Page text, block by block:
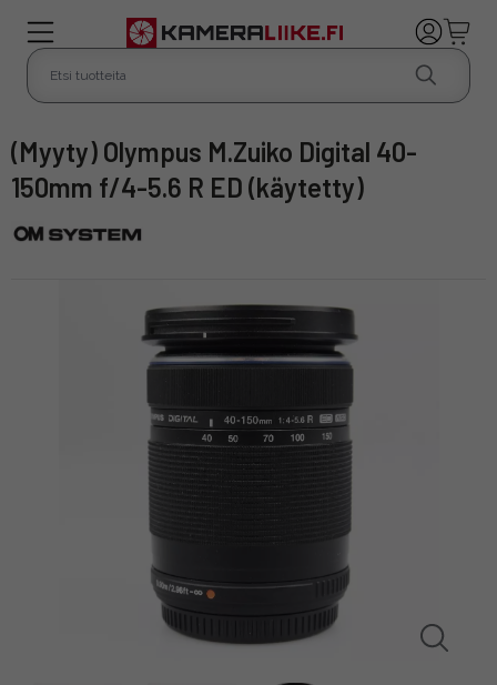
(Myyty) Olympus M.Zuiko Digital 40-
150mm f/4-5.6 R ED (käytetty)